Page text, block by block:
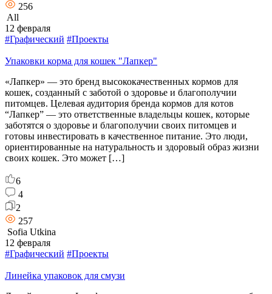
256
All
12 февраля
#Графический #Проекты
Упаковки корма для кошек "Лапкер"
«Лапкер» — это бренд высококачественных кормов для
кошек, созданный с заботой о здоровье и благополучии
питомцев. Целевая аудитория бренда кормов для котов
“Лапкер” — это ответственные владельцы кошек, которые
заботятся о здоровье и благополучии своих питомцев и
готовы инвестировать в качественное питание. Это люди,
ориентированные на натуральность и здоровый образ жизни
своих кошек. Это может […]
6
4
2
257
Sofia Utkina
12 февраля
#Графический #Проекты
Линейка упаковок для смузи